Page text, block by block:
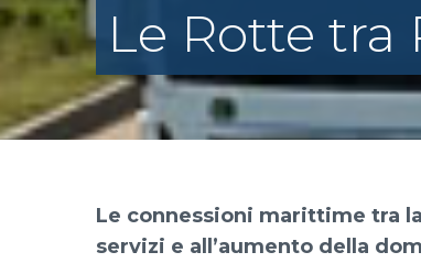
Le Rotte tra
Le connessioni marittime tra
servizi e all’aumento della